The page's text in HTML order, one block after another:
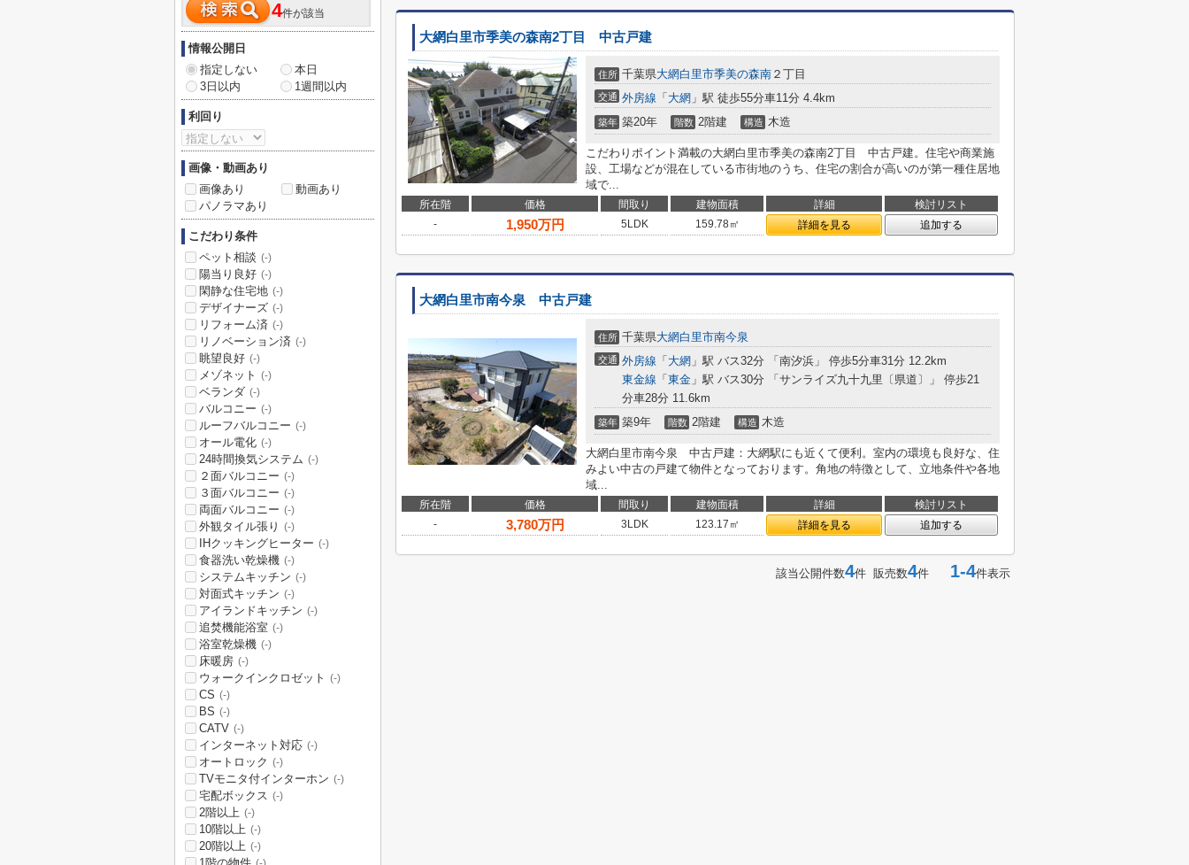
大網白里市季美の森南2丁目 中古戸建
住所 千葉県大網白里市季美の森南 ２丁目
交通 外房線 「 大網 」駅 徒歩55分車11分 4.4km
築年 築20年 階数 2階建 構造 木造
こだわりポイント満載の大網白里市季美の森南2丁目 中古戸建。住宅や商業施
設、工場などが混在している市街地のうち、住宅の割合が高いのが第一種住居地
域で...
所在階 価格 間取り 建物面積 詳細
検討リスト
-
1,950万円 5LDK 159.78㎡ 詳細を見る 追加する
大網白里市南今泉 中古戸建
住所 千葉県大網白里市南今泉
交通 外房線 「 大網 」駅 バス32分 「南汐浜」 停歩5分車31分 12.2km
東金線 「 東金 」駅 バス30分 「サンライズ九十九里〔県道〕」 停歩21
分車28分 11.6km
築年 築9年 階数 2階建 構造 木造
大網白里市南今泉 中古戸建：大網駅にも近くて便利。室内の環境も良好な、住
みよい中古の戸建て物件となっております。角地の特徴として、立地条件や各地
域...
所在階 価格 間取り 建物面積 詳細
検討リスト
-
3,780万円 3LDK 123.17㎡ 詳細を見る 追加する
該当公開件数4件 販売数4件 1-4件表示
4件が該当
情報公開日
指定しない
本日
3日以内
1週間以内
利回り
画像・動画あり
画像あり
動画あり
パノラマあり
こだわり条件
ペット相談 (-)
陽当り良好 (-)
閑静な住宅地 (-)
デザイナーズ (-)
リフォーム済 (-)
リノベーション済 (-)
眺望良好 (-)
メゾネット (-)
ベランダ (-)
バルコニー (-)
ルーフバルコニー (-)
オール電化 (-)
24時間換気システム (-)
２面バルコニー (-)
３面バルコニー (-)
両面バルコニー (-)
外観タイル張り (-)
IHクッキングヒーター (-)
食器洗い乾燥機 (-)
システムキッチン (-)
対面式キッチン (-)
アイランドキッチン (-)
追焚機能浴室 (-)
浴室乾燥機 (-)
床暖房 (-)
ウォークインクロゼット (-)
CS (-)
BS (-)
CATV (-)
インターネット対応 (-)
オートロック (-)
TVモニタ付インターホン (-)
宅配ボックス (-)
2階以上 (-)
10階以上 (-)
20階以上 (-)